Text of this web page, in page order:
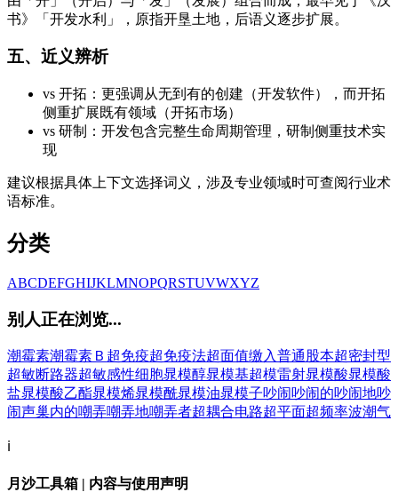
书》「开发水利」，原指开垦土地，后语义逐步扩展。
五、近义辨析
vs 开拓：更强调从无到有的创建（开发软件），而开拓
侧重扩展既有领域（开拓市场）
vs 研制：开发包含完整生命周期管理，研制侧重技术实
现
建议根据具体上下文选择词义，涉及专业领域时可查阅行业术
语标准。
分类
ABCDEFGHIJKLMNOPQRSTUVWXYZ
别人正在浏览...
潮霉素潮霉素Ｂ 超免疫超免疫法超面值缴入普通股本超密封型
超敏断路器超敏感性细胞晁模醇晁模基超模雷射晁模酸晁模酸
盐晁模酸乙酯晁模烯晁模酰晁模油晁模子吵闹吵闹的吵闹地吵
闹声巢内的嘲弄嘲弄地嘲弄者超耦合电路超平面超频率波潮气
ℹ️
月沙工具箱 | 内容与使用声明